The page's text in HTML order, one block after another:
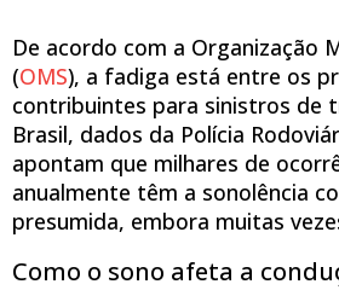
De acordo com a Organização
(OMS), a fadiga está entre os
contribuintes para sinistros de
Brasil, dados da Polícia
apontam que milhares de
anualmente têm a sonolência
presumida, embora muitas
Como o sono afeta a